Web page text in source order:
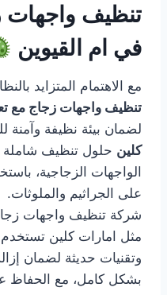
تنظيف واجهات
في ام القيوين
مع الاهتمام المتزايد
تنظيف واجهات زجاج مع
لضمان بيئة نظيفة وآمنة
كلين حلول تنظيف شاملة
الواجهات الزجاجية،
على الجراثيم والملوثات.
شركة تنظيف واجهات
مثل امارات كلين
وتقنيات حديثة لضمان
بشكل كامل، مع الحفاظ